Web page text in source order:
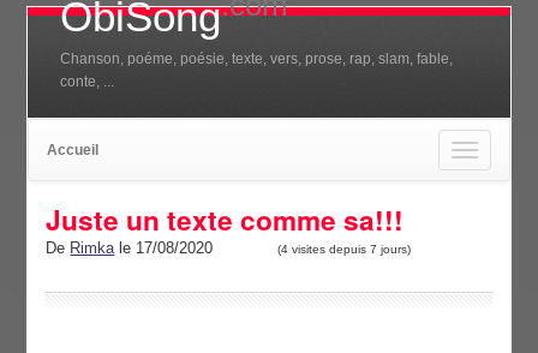
ObiSong
Chanson, poéme, poésie, texte, vers, prose, rap, slam, fable,
conte, ...
Toggle
navigation
Accueil
Juste un texte comme sa!!!
De Rimkale 17/08/2020 (4 visites depuis 7 jours)